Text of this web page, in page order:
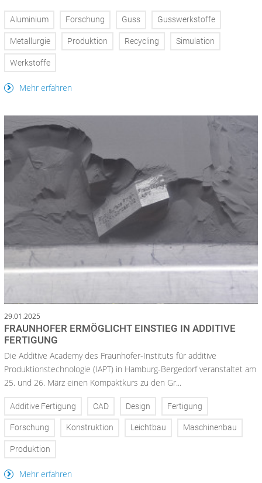
Aluminium Forschung Guss Gusswerkstoffe
Metallurgie Produktion Recycling Simulation
Werkstoffe
Mehr erfahren
29.01.2025
FRAUNHOFER ERMÖGLICHT EINSTIEG IN ADDITIVE
FERTIGUNG
Die Additive Academy des Fraunhofer-Instituts für additive
Produktionstechnologie (IAPT) in Hamburg-Bergedorf veranstaltet am
25. und 26. März einen Kompaktkurs zu den Gr...
Additive Fertigung CAD Design Fertigung
Forschung Konstruktion Leichtbau Maschinenbau
Produktion
Mehr erfahren